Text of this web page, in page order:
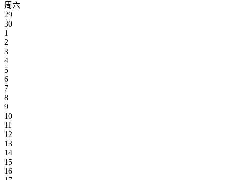
周六
29
30
1
2
3
4
5
6
7
8
9
10
11
12
13
14
15
16